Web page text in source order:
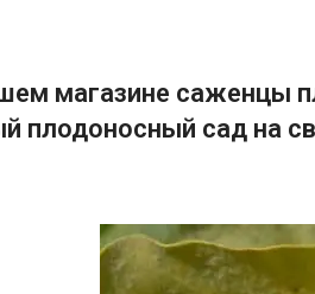
магазине саженцы
плодоносный сад на